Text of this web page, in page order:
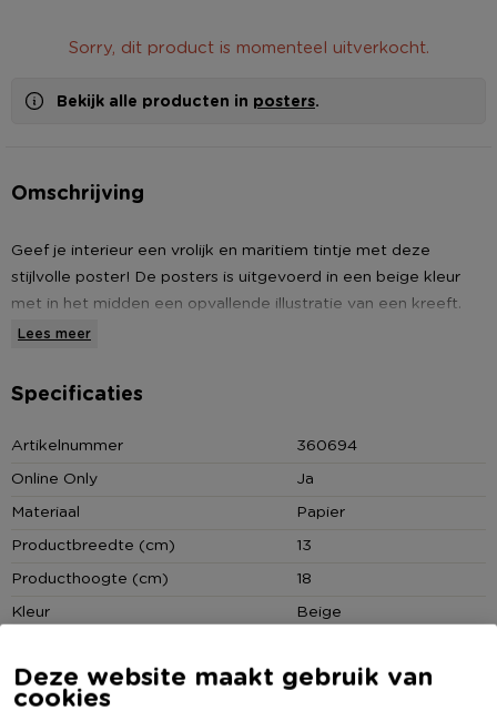
Deze website maakt gebruik van
cookies
Sorry, dit product is momenteel uitverkocht.
Bekijk alle producten in posters.
Omschrijving
Geef je interieur een vrolijk en maritiem tintje met deze
stijlvolle poster! De posters is uitgevoerd in een beige kleur
met in het midden een opvallende illustratie van een kreeft.
Het formaat is ideaal om te combineren in een collage of
persoonlijke sfeer te creëren.
Je hoeft nu alleen nog maar een leuke
en kies een fotolijst met een opvallende vorm of kleur!
Tip:Ook leuk om als kaart aan iemand te geven!
Lees meer
Specificaties
Artikelnummer
360694
Online Only
Ja
Materiaal
Papier
Productbreedte (cm)
13
Producthoogte (cm)
18
Kleur
Beige
Duurzaamheidsscore
(Nog) geen score